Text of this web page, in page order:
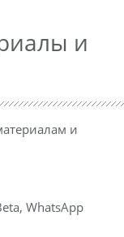
и
и
WhatsApp